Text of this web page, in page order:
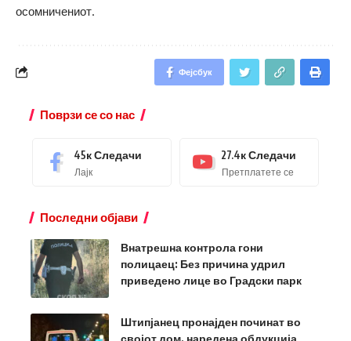
осомничениот.
Фејсбук
Поврзи се со нас
45кСледачи
Лајк
27.4кСледачи
Претплатете се
Последни објави
Внатрешна контрола гони
полицаец: Без причина удрил
приведено лице во Градски парк
Штипјанец пронајден починат во
својот дом, наредена обдукција